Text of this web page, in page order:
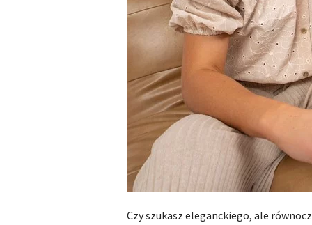
Czy szukasz eleganckiego, ale